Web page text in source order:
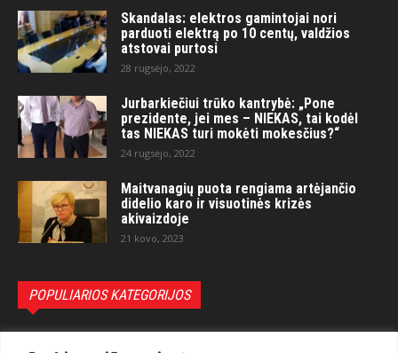
Skandalas: elektros gamintojai nori
parduoti elektrą po 10 centų, valdžios
atstovai purtosi
28 rugsėjo, 2022
Jurbarkiečiui trūko kantrybė: „Pone
prezidente, jei mes – NIEKAS, tai kodėl
tas NIEKAS turi mokėti mokesčius?“
24 rugsėjo, 2022
Maitvanagių puota rengiama artėjančio
didelio karo ir visuotinės krizės
akivaizdoje
21 kovo, 2023
POPULIARIOS KATEGORIJOS